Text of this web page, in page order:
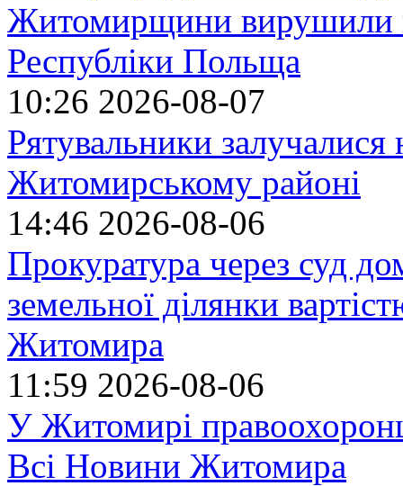
Житомирщини вирушили
Республіки Польща
10:26 2026-08-07
Рятувальники
Житомирському районі
14:46 2026-08-06
Прокуратура через суд
земельної ділянки
Житомира
11:59 2026-08-06
У Житомирі
Всі Новини Житомира